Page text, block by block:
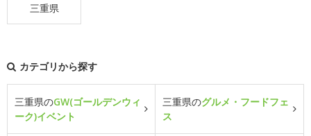
三重県
カテゴリから探す
三重県のGW(ゴールデンウィ
ーク)イベント
三重県のグルメ・フードフェ
ス